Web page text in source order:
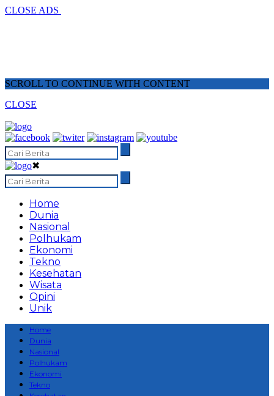
CLOSE ADS
SCROLL TO CONTINUE WITH CONTENT
CLOSE
✖
Home
Dunia
Nasional
Polhukam
Ekonomi
Tekno
Kesehatan
Wisata
Opini
Unik
Home
Dunia
Nasional
Polhukam
Ekonomi
Tekno